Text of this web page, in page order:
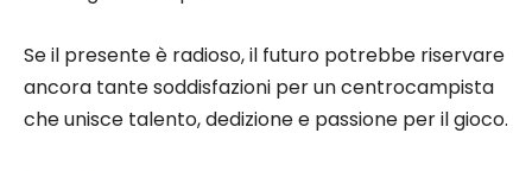
Se il presente è radioso, il futuro potrebbe riservare
ancora tante soddisfazioni per un centrocampista
che unisce talento, dedizione e passione per il gioco.